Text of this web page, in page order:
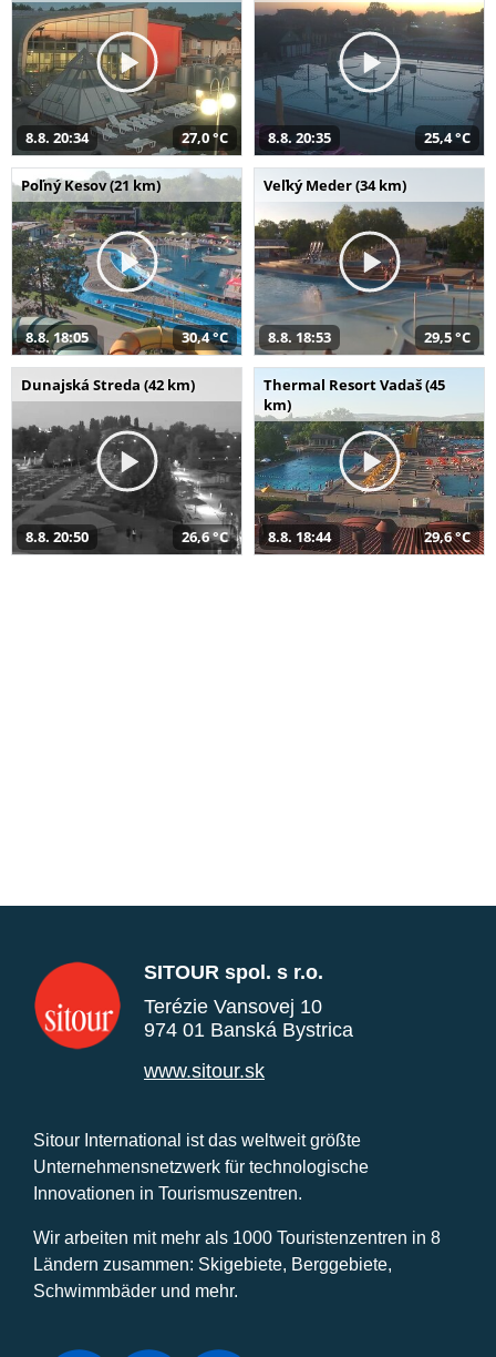
8.8. 20:34 27,0 °C 8.8. 20:35 25,4 °C
Poľný Kesov (21 km)
8.8. 18:05 30,4 °C
Veľký Meder (34 km)
8.8. 18:53 29,5 °C
Dunajská Streda (42 km)
8.8. 20:50 26,6 °C
Thermal Resort Vadaš (45
km)
8.8. 18:44 29,6 °C
SITOUR spol. s r.o.
Terézie Vansovej 10
974 01 Banská Bystrica
www.sitour.sk
Sitour International ist das weltweit größte
Unternehmensnetzwerk für technologische
Innovationen in Tourismuszentren.
Wir arbeiten mit mehr als 1000 Touristenzentren in 8
Ländern zusammen: Skigebiete, Berggebiete,
Schwimmbäder und mehr.